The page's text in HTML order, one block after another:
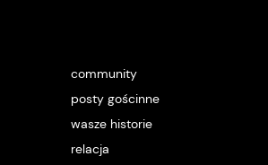
community
posty gościnne
wasze historie
relacja